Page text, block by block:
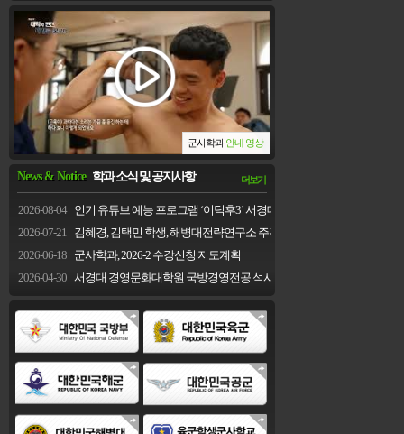
군사학과안내 영상
News & Notice 학과 소식 및 공지사항 더보기
2026-08-04 인기 유튜브 예능 프로그램 ‘이덕후3’ 서경대 ...
2026-07-21 김혜경, 김택민 학생, 해병대전략연구소 주관 안보...
2026-06-18 군사학과, 2026-2 수강신청 지도계획
2026-04-30 서경대 경영문화대학원 국방경영전공 석사과정 후학...
대한민국 국방부
대한민국 해군
대한민국 해병대